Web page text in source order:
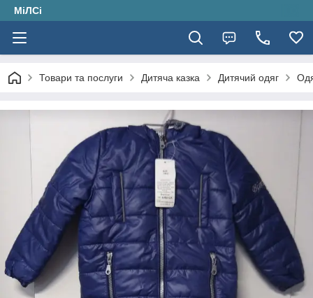
МіЛСі
Товари та послуги Дитяча казка Дитячий одяг